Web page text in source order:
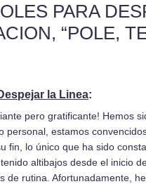
PARA
“POLE,
la Linea:
pero gratificante! Hemos
personal, estamos
fin, lo único que ha sido
altibajos desde el inicio
de rutina. Afortunadamente,